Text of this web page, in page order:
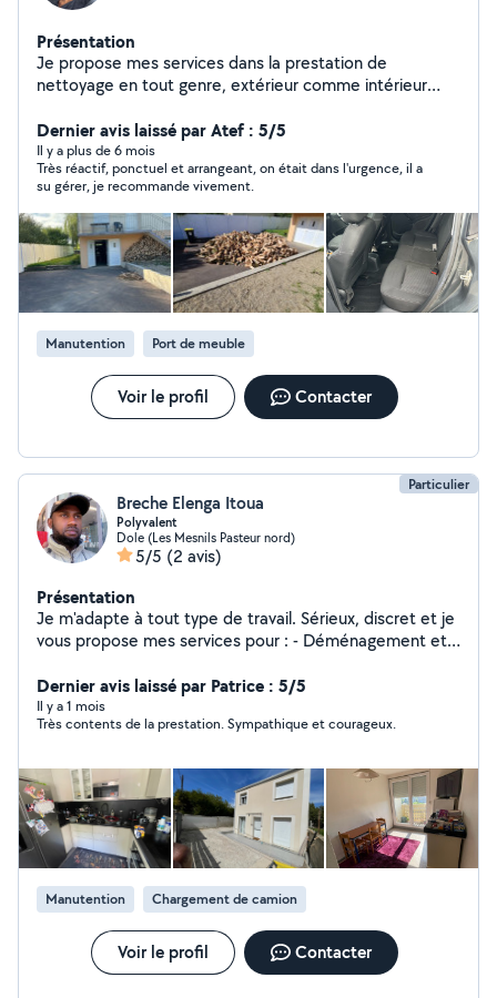
Présentation
Je propose mes services dans la prestation de
nettoyage en tout genre, extérieur comme intérieur
toitures, etc. Je peux également intervenir comme
manutentionnaire polyvalent Aide au déménagement,
manœuvre, port de charges, et divers, débroussaillage,
peinture. J'aime rendre service et travailler proprement,
que ce soit pour un coup de main ponctuel ou une aide
plus régulière. Je suis également flexible, ponctuel et à
l'écoute, pour m'adapter au mieux à vos contraintes.
N'hésitez pas à me solliciter, je me ferai un plaisir de
vous répondre rapidement.
Dernier avis laissé par Atef : 5/5
Il y a plus de 6 mois
Très réactif, ponctuel et arrangeant, on était dans l'urgence, il a
su gérer, je recommande vivement.
Manutention Port de meuble
Voir le profil Contacter
Particulier
Breche Elenga Itoua
Polyvalent
Dole (Les Mesnils Pasteur nord)
5/5 (2 avis)
Présentation
Je m'adapte à tout type de travail. Sérieux, discret et je
vous propose mes services pour : - Déménagement et
bain, poussière etc) - Repassage et rangement -
Nettoyage en profondeur si nécessaire J'ai de
l'expérience auprès de particuliers et je m'adapte
à me contacter pour discuter de vos besoins ou
organiser une première rencontre. Merci cordialement.
Breche
Dernier avis laissé par Patrice : 5/5
Il y a 1 mois
Très contents de la prestation. Sympathique et courageux.
Manutention Chargement de camion
Voir le profil Contacter